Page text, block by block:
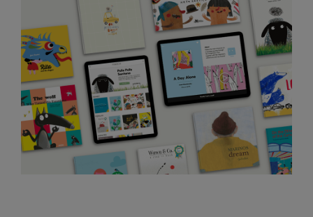
Über uns
Kollektion
Download
ES
EN